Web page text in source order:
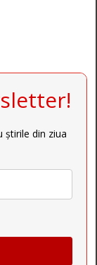
știrile din ziua